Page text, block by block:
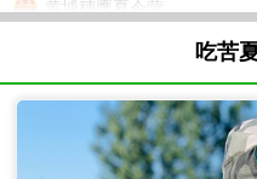
黄埔穗鹰夏令营
河南国防教育基地军事夏令
深圳尖兵夏令营
黄埔名将军事训练营
吃苦